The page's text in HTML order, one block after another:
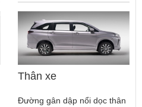
Thân xe
Đường gân dập nổi dọc thân